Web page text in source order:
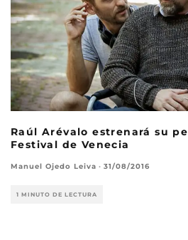
Raúl Arévalo estrenará su
Festival de Venecia
Manuel Ojedo Leiva · 31/08/2016
1 MINUTO DE LECTURA